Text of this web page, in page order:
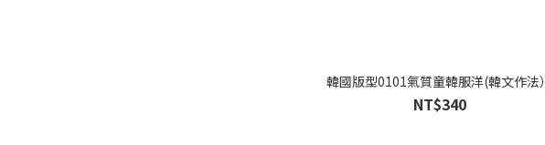
韓國版型0101氣質童韓服洋(韓文作法）
NT$340